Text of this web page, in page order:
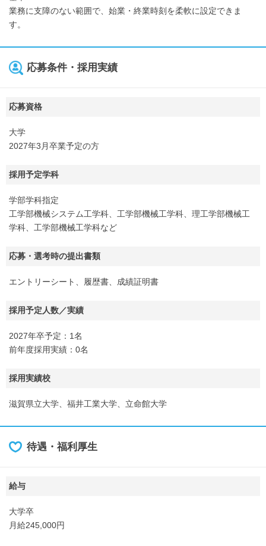
業務に支障のない範囲で、始業・終業時刻を柔軟に設定できま
す。
応募条件・採用実績
応募資格
大学
2027年3月卒業予定の方
採用予定学科
学部学科指定
工学部機械システム工学科、工学部機械工学科、理工学部機械工
学科、工学部機械工学科など
応募・選考時の提出書類
エントリーシート、履歴書、成績証明書
採用予定人数／実績
2027年卒予定：1名
前年度採用実績：0名
採用実績校
滋賀県立大学、福井工業大学、立命館大学
待遇・福利厚生
給与
大学卒
月給245,000円